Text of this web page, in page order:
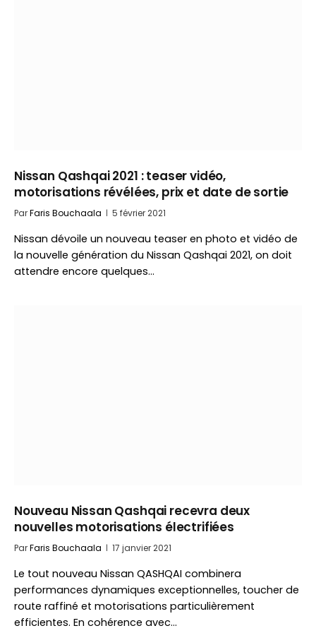
Nissan Qashqai 2021 : teaser vidéo,
motorisations révélées, prix et date de sortie
ParFaris Bouchaala 5 février 2021
Nissan dévoile un nouveau teaser en photo et vidéo de
la nouvelle génération du Nissan Qashqai 2021, on doit
attendre encore quelques…
Nouveau Nissan Qashqai recevra deux
nouvelles motorisations électrifiées
ParFaris Bouchaala 17 janvier 2021
Le tout nouveau Nissan QASHQAI combinera
performances dynamiques exceptionnelles, toucher de
route raffiné et motorisations particulièrement
efficientes. En cohérence avec…